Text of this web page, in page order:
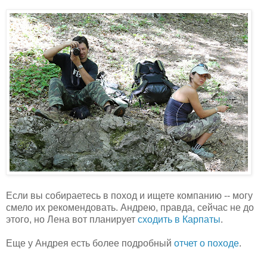
Если вы собираетесь в поход и ищете компанию -- могу
смело их рекомендовать. Андрею, правда, сейчас не до
этого, но Лена вот планирует сходить в Карпаты.
Еще у Андрея есть более подробный отчет о походе.